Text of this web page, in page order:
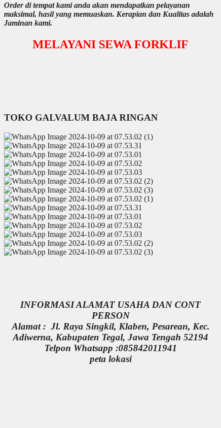
Order di tempat kami anda akan mendapatkan pelayanan
maksimal, hasil yang memuaskan. Kerapian dan Kualitas adalah
Jaminan kami.
MELAYANI SEWA FORKLIF
TOKO GALVALUM BAJA RINGAN
INFORMASI ALAMAT USAHA DAN CONT
PERSON
Alamat : Jl. Raya Singkil, Klaben, Pesarean, Kec.
Adiwerna, Kabupaten Tegal, Jawa Tengah 52194
Telpon Whatsapp :085842011941
peta lokasi